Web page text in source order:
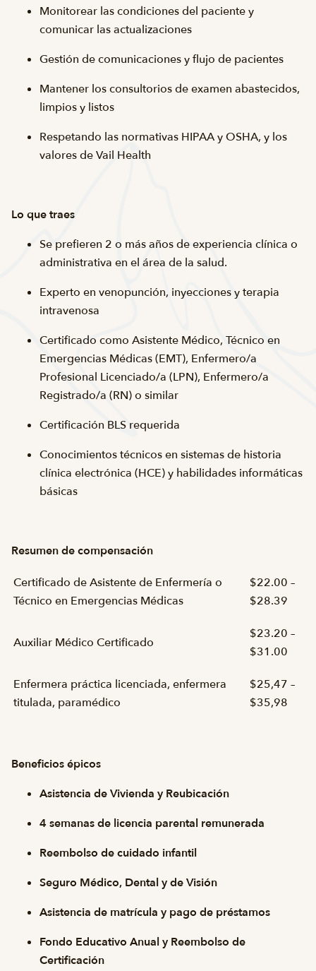
Monitorear las condiciones del paciente y
comunicar las actualizaciones
Gestión de comunicaciones y flujo de pacientes
Mantener los consultorios de examen abastecidos,
limpios y listos
Respetando las normativas HIPAA y OSHA, y los
valores de Vail Health
Lo que traes
Se prefieren 2 o más años de experiencia clínica o
administrativa en el área de la salud.
Experto en venopunción, inyecciones y terapia
intravenosa
Certificado como Asistente Médico, Técnico en
Emergencias Médicas (EMT), Enfermero/a
Profesional Licenciado/a (LPN), Enfermero/a
Registrado/a (RN) o similar
Certificación BLS requerida
Conocimientos técnicos en sistemas de historia
clínica electrónica (HCE) y habilidades informáticas
básicas
Resumen de compensación
Certificado de Asistente de Enfermería o
Técnico en Emergencias Médicas
$22.00 –
$28.39
Auxiliar Médico Certificado
$23.20 –
$31.00
Enfermera práctica licenciada, enfermera
titulada, paramédico
$25,47 –
$35,98
Beneficios épicos
Asistencia de Vivienda y Reubicación
4 semanas de licencia parental remunerada
Reembolso de cuidado infantil
Seguro Médico, Dental y de Visión
Asistencia de matrícula y pago de préstamos
Fondo Educativo Anual y Reembolso de
Certificación